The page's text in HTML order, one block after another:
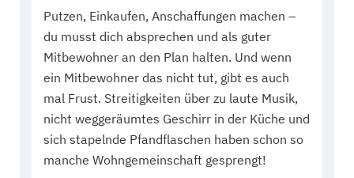
Putzen, Einkaufen, Anschaffungen machen –
du musst dich absprechen und als guter
Mitbewohner an den Plan halten. Und wenn
ein Mitbewohner das nicht tut, gibt es auch
mal Frust. Streitigkeiten über zu laute Musik,
nicht weggeräumtes Geschirr in der Küche und
sich stapelnde Pfandflaschen haben schon so
manche Wohngemeinschaft gesprengt!